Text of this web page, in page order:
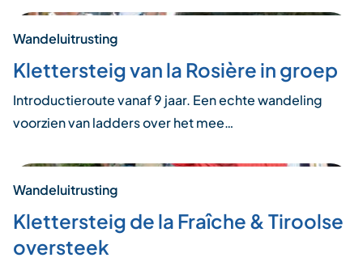
Wandeluitrusting
Klettersteig van la Rosière in groep
Introductieroute vanaf 9 jaar. Een echte wandeling
voorzien van ladders over het mee…
Wandeluitrusting
Klettersteig de la Fraîche & Tiroolse
oversteek